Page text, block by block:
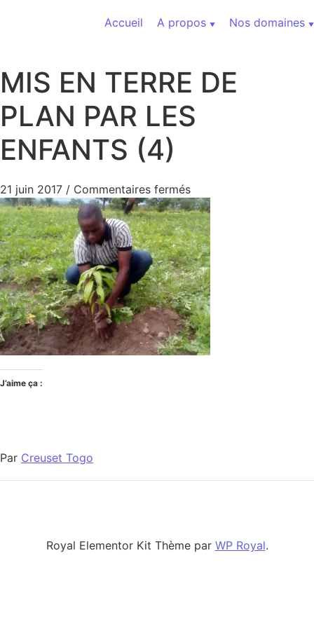
Accueil
A propos Nos domaines
MIS EN TERRE DE
PLAN PAR LES
ENFANTS (4)
21 juin 2017 / Commentaires ferméssur MIS EN TERRE DE
J’aime ça :
Par Creuset Togo
Royal Elementor Kit Thème par WP Royal.